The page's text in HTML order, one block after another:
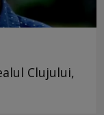
Clujului,